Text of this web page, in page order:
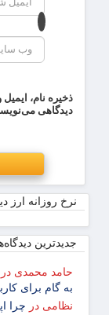
ذخیره نام،
دیدگاهی
نرخ روزانه ارز
جدیدترین
حامد محمدی در
‌به ‌گام برای
نظامی در چرا